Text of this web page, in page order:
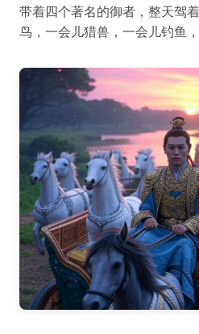
带着四个著名的御者，整天驾
鸟，一会儿猎兽，一会儿钓鱼